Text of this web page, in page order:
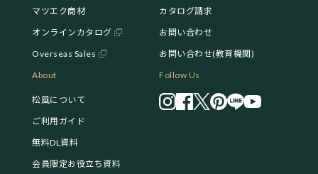
マツエク商材
オンラインカタログ
Overseas Sales
カタログ請求
お問い合わせ
お問い合わせ(教育機関)
About
松風について
ご利用ガイド
無料DL資料
会員限定お役立ち資料
Follow Us